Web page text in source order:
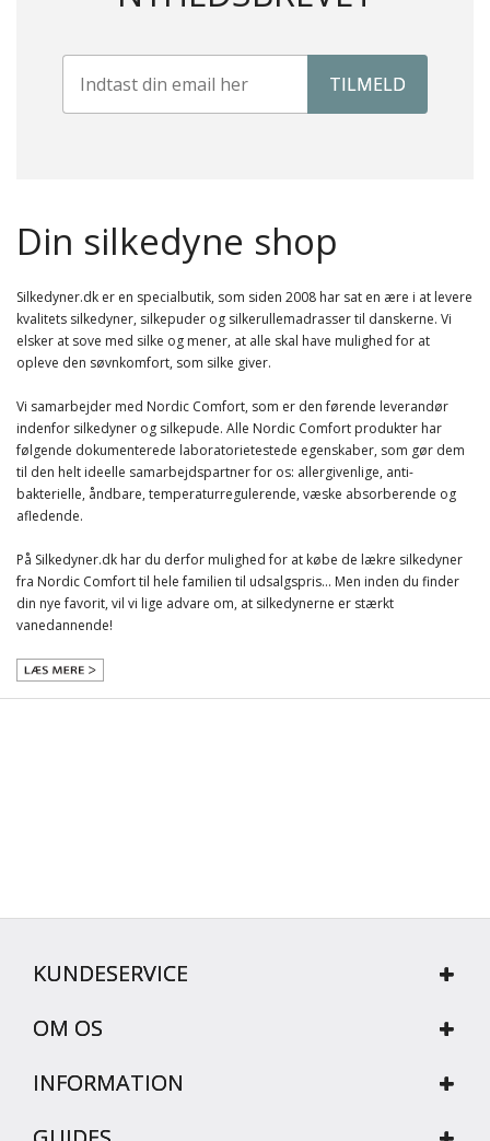
Din silkedyne shop
Silkedyner.dk er en specialbutik, som siden 2008 har sat en ære i at levere
kvalitets silkedyner, silkepuder og silkerullemadrasser til danskerne. Vi
elsker at sove med silke og mener, at alle skal have mulighed for at
opleve den søvnkomfort, som silke giver.
Vi samarbejder med Nordic Comfort, som er den førende leverandør
indenfor silkedyner og silkepude. Alle Nordic Comfort produkter har
følgende dokumenterede laboratorietestede egenskaber, som gør dem
til den helt ideelle samarbejdspartner for os: allergivenlige, anti-
bakterielle, åndbare, temperaturregulerende, væske absorberende og
afledende.
På Silkedyner.dk har du derfor mulighed for at købe de lækre silkedyner
fra Nordic Comfort til hele familien til udsalgspris… Men inden du finder
din nye favorit, vil vi lige advare om, at silkedynerne er stærkt
vanedannende!
KUNDESERVICE
OM OS
INFORMATION